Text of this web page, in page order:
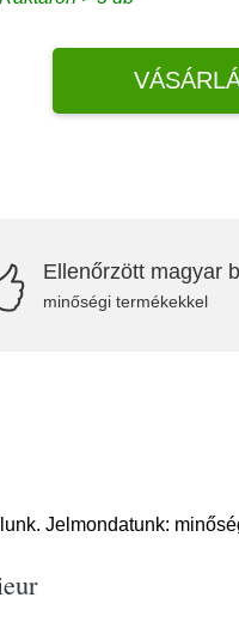
Ellenőrzött magyar
minőségi termékekkel
Jelmondatunk: